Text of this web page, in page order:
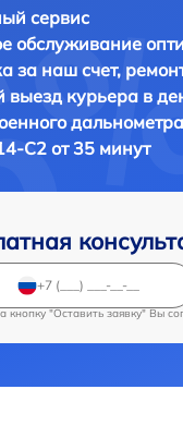
сервис
обслуживание
за наш счет,
выезд курьера в
C2 от 35 минут
кнопку "Оставить заявку" Вы